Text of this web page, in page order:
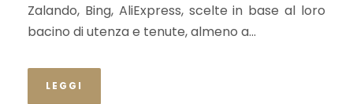
Zalando, Bing, AliExpress, scelte in base al loro
bacino di utenza e tenute, almeno a...
LEGGI